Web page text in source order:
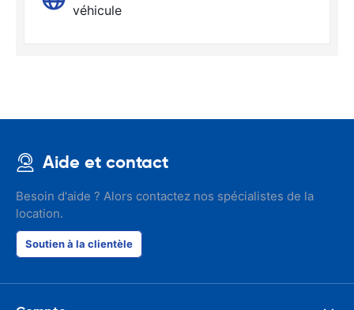
véhicule
Aide et contact
Besoin d'aide ? Alors contactez nos spécialistes de la
location.
Soutien à la clientèle